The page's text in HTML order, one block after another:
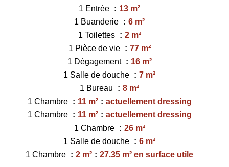
1 Entrée
13 m²
1 Buanderie
6 m²
1 Toilettes
2 m²
1 Pièce de vie
77 m²
1 Dégagement
16 m²
1 Salle de douche
7 m²
1 Bureau
8 m²
1 Chambre
11 m²
actuellement dressing
1 Chambre
11 m²
actuellement dressing
1 Chambre
26 m²
1 Salle de douche
6 m²
1 Chambre
2 m² 27.35 m² en surface utile